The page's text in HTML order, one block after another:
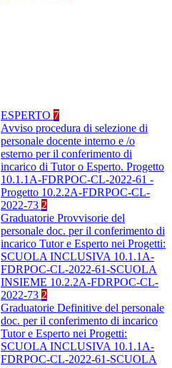
ESPERTO 7
Avviso procedura di selezione di
personale docente interno e /o
esterno per il conferimento di
incarico di Tutor o Esperto. Progetto
10.1.1A-FDRPOC-CL-2022-61 -
Progetto 10.2.2A-FDRPOC-CL-
2022-73 2
Graduatorie Provvisorie del
personale doc. per il conferimento di
incarico Tutor e Esperto nei Progetti:
SCUOLA INCLUSIVA 10.1.1A-
FDRPOC-CL-2022-61-SCUOLA
INSIEME 10.2.2A-FDRPOC-CL-
2022-73 2
Graduatorie Definitive del personale
doc. per il conferimento di incarico
Tutor e Esperto nei Progetti:
SCUOLA INCLUSIVA 10.1.1A-
FDRPOC-CL-2022-61-SCUOLA